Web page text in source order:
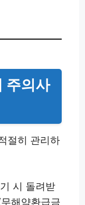
주의사
절히 관리하
시 돌려받
해약환급금